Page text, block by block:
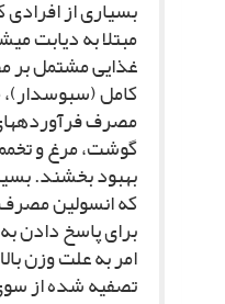
مبتلا به دیابت
غذایى مشتمل بر
کامل
مصرف
گوشت، مرغ و
بهبود بخشند.
که انسولین مصرف
براى پاسخ دادن
امر به علت وزن
تصفیه شده از